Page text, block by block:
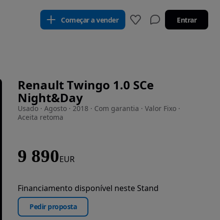
Começar a vender Entrar
Renault Twingo 1.0 SCe
Night&Day
Usado · Agosto · 2018 · Com garantia · Valor Fixo ·
Aceita retoma
9 890EUR
Financiamento disponível neste Stand
Pedir proposta